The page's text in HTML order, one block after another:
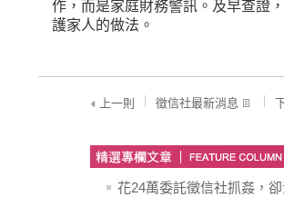
作，而是家庭財務警訊。及早查證
護家人的做法。
上一則 徵信社最新消息
花24萬委託徵信社抓姦，